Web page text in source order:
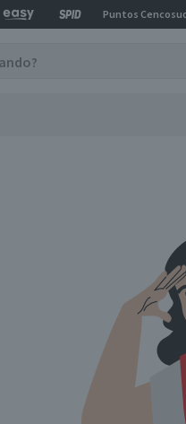
Puntos